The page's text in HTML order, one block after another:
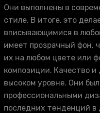
Они выполнены в
стиле. В итоге, это
вписывающимися в
имеет прозрачный фон,
их на любом цвете или
композиции. Качество и
высоком уровне. Они
профессиональными
последних тенденций